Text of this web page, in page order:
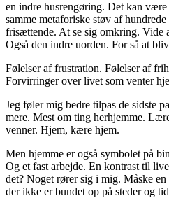
en indre husrengøring. Det kan
samme metaforiske støv af
frisættende. At se sig omkring. Vide
Også den indre uorden. For så at
Følelser af frustration. Følelser af
Forvirringer over livet som venter
Jeg føler mig bedre tilpas de sidste
mere. Mest om ting herhjemme.
venner. Hjem, kære hjem.
Men hjemme er også symbolet på
Og et fast arbejde. En kontrast til
det? Noget rører sig i mig. Måske
der ikke er bundet op på steder og